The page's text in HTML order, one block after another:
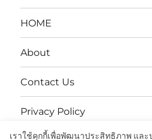
HOME
About
Contact Us
Privacy Policy
เราใช้คุกกี้เพื่อพัฒนาประสิทธิภาพ แล